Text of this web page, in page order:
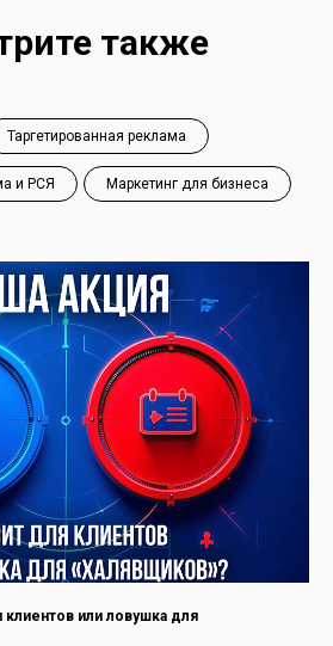
также
Таргетированная реклама
и РСЯ Маркетинг для бизнеса
клиентов или ловушка для